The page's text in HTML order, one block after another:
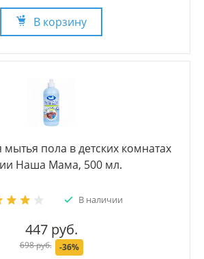
В корзину
мытья пола в детских комнатах
Наша Мама, 500 мл.
В наличии
447 руб.
698 руб. -36%